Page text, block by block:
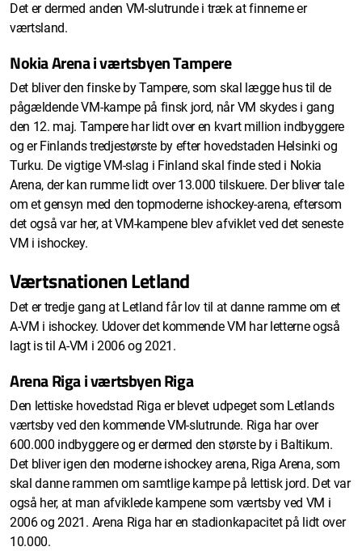
Det er dermed anden VM-slutrunde i træk at finnerne er
værtsland.
Nokia Arena i værtsbyen Tampere
Det bliver den finske by Tampere, som skal lægge hus til de
pågældende VM-kampe på finsk jord, når VM skydes i gang
den 12. maj. Tampere har lidt over en kvart million indbyggere
og er Finlands tredjestørste by efter hovedstaden Helsinki og
Turku. De vigtige VM-slag i Finland skal finde sted i Nokia
Arena, der kan rumme lidt over 13.000 tilskuere. Der bliver tale
om et gensyn med den topmoderne ishockey-arena, eftersom
det også var her, at VM-kampene blev afviklet ved det seneste
VM i ishockey.
Værtsnationen Letland
Det er tredje gang at Letland får lov til at danne ramme om et
A-VM i ishockey. Udover det kommende VM har letterne også
lagt is til A-VM i 2006 og 2021.
Arena Riga i værtsbyen Riga
Den lettiske hovedstad Riga er blevet udpeget som Letlands
værtsby ved den kommende VM-slutrunde. Riga har over
600.000 indbyggere og er dermed den største by i Baltikum.
Det bliver igen den moderne ishockey arena, Riga Arena, som
skal danne rammen om samtlige kampe på lettisk jord. Det var
også her, at man afviklede kampene som værtsby ved VM i
2006 og 2021. Arena Riga har en stadionkapacitet på lidt over
10.000.